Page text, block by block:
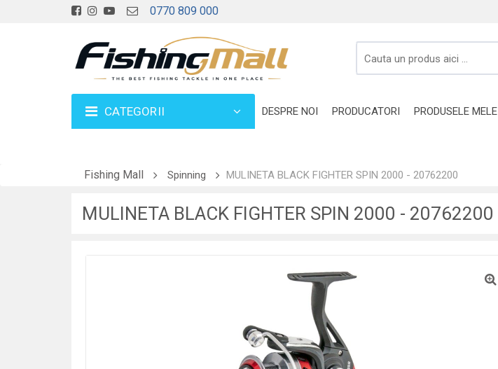
0770 809 000
CATEGORII DESPRE NOI PRODUCATORI PRODUSELE MELE
Fishing Mall Spinning MULINETA BLACK FIGHTER SPIN 2000 - 20762200
MULINETA BLACK FIGHTER SPIN 2000 - 20762200